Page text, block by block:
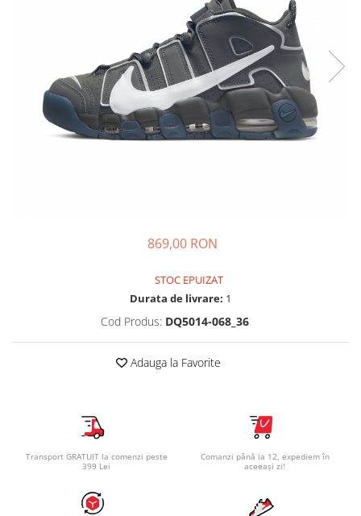
Geci si veste copii
Pantaloni scurti Copii
Accesorii
Ingrijire incaltaminte
869,00 RON
STOC EPUIZAT
Durata de livrare: 1
Cod Produs: DQ5014-068_36
Adauga la Favorite
Transport GRATUIT la comenzi peste
399 Lei
Comanzi până la 12, expediem în
aceeași zi!